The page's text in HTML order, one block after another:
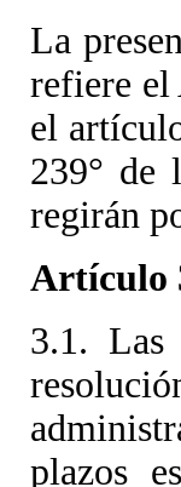
La
refiere el
el
239° de
regirán
Artículo
3.1. Las
plazos